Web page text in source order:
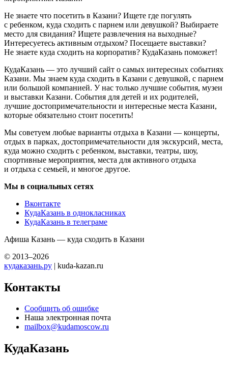
Не знаете что посетить в Казани? Ищете где погулять
с ребенком, куда сходить с парнем или девушкой? Выбираете
место для свидания? Ищете развлечения на выходные?
Интересуетесь активным отдыхом? Посещаете выставки?
Не знаете куда сходить на корпоратив? КудаКазань поможет!
КудаКазань — это лучший сайт о самых интересных событиях
Казани. Мы знаем куда сходить в Казани с девушкой, с парнем
или большой компанией. У нас только лучшие события, музеи
и выставки Казани. События для детей и их родителей,
лучшие достопримечательности и интересные места Казани,
которые обязательно стоит посетить!
Мы советуем любые варианты отдыха в Казани — концерты,
отдых в парках, достопримечательности для экскурсий, места,
куда можно сходить с ребенком, выставки, театры, шоу,
спортивные мероприятия, места для активного отдыха
и отдыха с семьей, и многое другое.
Мы в социальных сетях
Вконтакте
КудаКазань в однокласниках
КудаКазань в телеграме
Афиша Казань — куда сходить в Казани
© 2013–2026
кудаказань.ру | kuda-kazan.ru
Контакты
Сообщить об ошибке
Наша электронная почта
mailbox@kudamoscow.ru
КудаКазань